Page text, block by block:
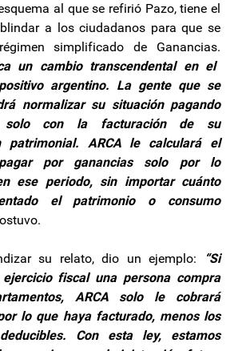
al que se refirió Pazo, tiene el
a los ciudadanos para que se
simplificado de Ganancias.
un cambio transcendental en el
argentino. La gente que se
normalizar su situación pagando
solo con la facturación de su
patrimonial. ARCA le calculará el
por ganancias solo por lo
ese periodo, sin importar cuánto
el patrimonio o consumo
su relato, dio un ejemplo:
“Si
fiscal una persona compra
ARCA solo le cobrará
lo que haya facturado, menos los
Con esta ley, estamos